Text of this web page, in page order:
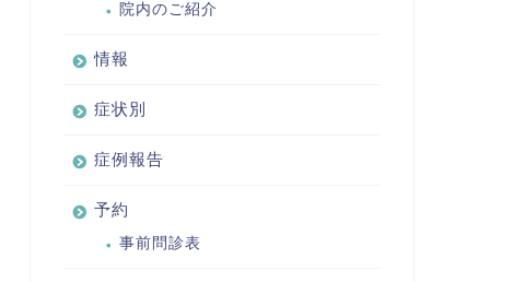
院内のご紹介
情報
症状別
症例報告
予約
事前問診表